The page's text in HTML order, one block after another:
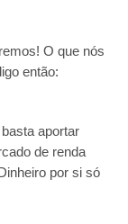
O que nós
então:
aportar
de renda
por si só